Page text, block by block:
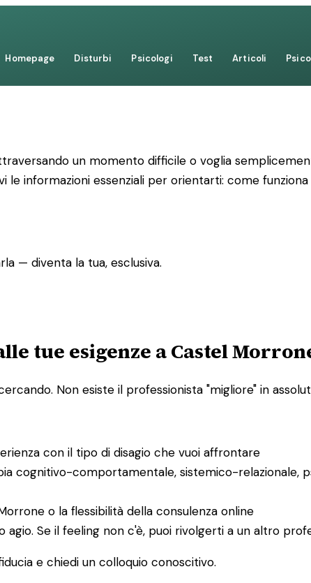
Homepage Disturbi Psicologi Test Articoli
un momento difficile o voglia
informazioni essenziali per orientarti: come
— diventa la tua, esclusiva.
tue esigenze a Castel
Non esiste il professionista "migliore" in
con il tipo di disagio che vuoi affrontare
cognitivo-comportamentale, sistemico-relazionale,
o la flessibilità della consulenza online
Se il feeling non c'è, puoi rivolgerti a un altro
e chiedi un colloquio conoscitivo.